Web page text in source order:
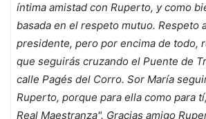
íntima amistad con Ruperto, y como
basada en el respeto mutuo. Respeto
presidente, pero por encima de todo,
que seguirás cruzando el Puente de
calle Pagés del Corro. Sor María
Ruperto, porque para ella como para
Real Maestranza". Gracias amigo